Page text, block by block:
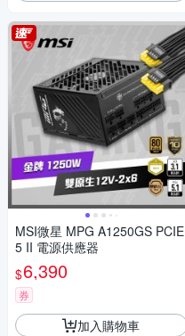
MSI微星 MPG A1250GS PCIE
5 II 電源供應器
$6,390
券
加入購物車